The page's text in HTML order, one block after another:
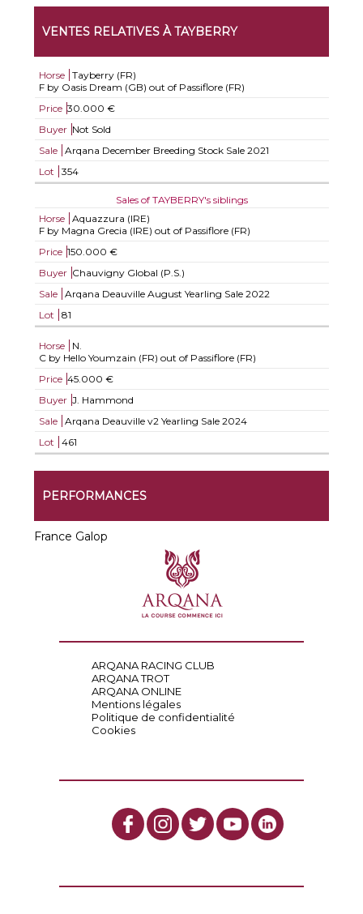
VENTES RELATIVES À TAYBERRY
Horse
Tayberry (FR)
F by Oasis Dream (GB) out of Passiflore (FR)
Price 30.000 €
Buyer Not Sold
Sale
Arqana December Breeding Stock Sale 2021
Lot
354
Sales of TAYBERRY's siblings
Horse
Aquazzura (IRE)
F by Magna Grecia (IRE) out of Passiflore (FR)
Price 150.000 €
Buyer Chauvigny Global (P.S.)
Sale
Arqana Deauville August Yearling Sale 2022
Lot
81
Horse
N.
C by Hello Youmzain (FR) out of Passiflore (FR)
Price 45.000 €
Buyer J. Hammond
Sale
Arqana Deauville v2 Yearling Sale 2024
Lot
461
PERFORMANCES
France Galop
ARQANA RACING CLUB
ARQANA TROT
ARQANA ONLINE
Mentions légales
Politique de confidentialité
Cookies